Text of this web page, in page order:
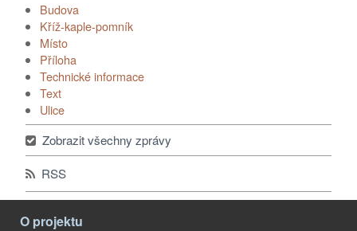
Budova
Kříž-kaple-pomník
Místo
Příloha
Technické informace
Text
Ulice
Zobrazit všechny zprávy
RSS
O projektu